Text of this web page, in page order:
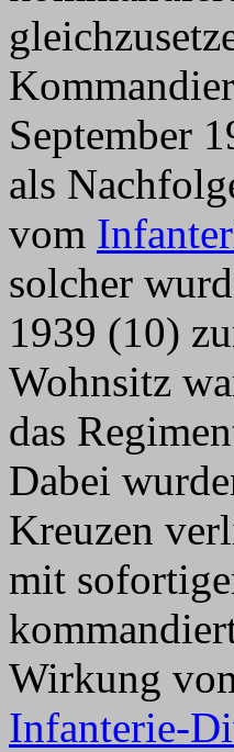
September
als
vom
solcher
1939 (10)
Wohnsitz
das
Dabei
Kreuzen
mit
Wirkung
Infanterie-